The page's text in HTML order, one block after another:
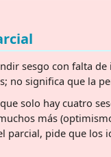
sesgo con falta de
no significa que la
solo hay cuatro
más
parcial, pide que